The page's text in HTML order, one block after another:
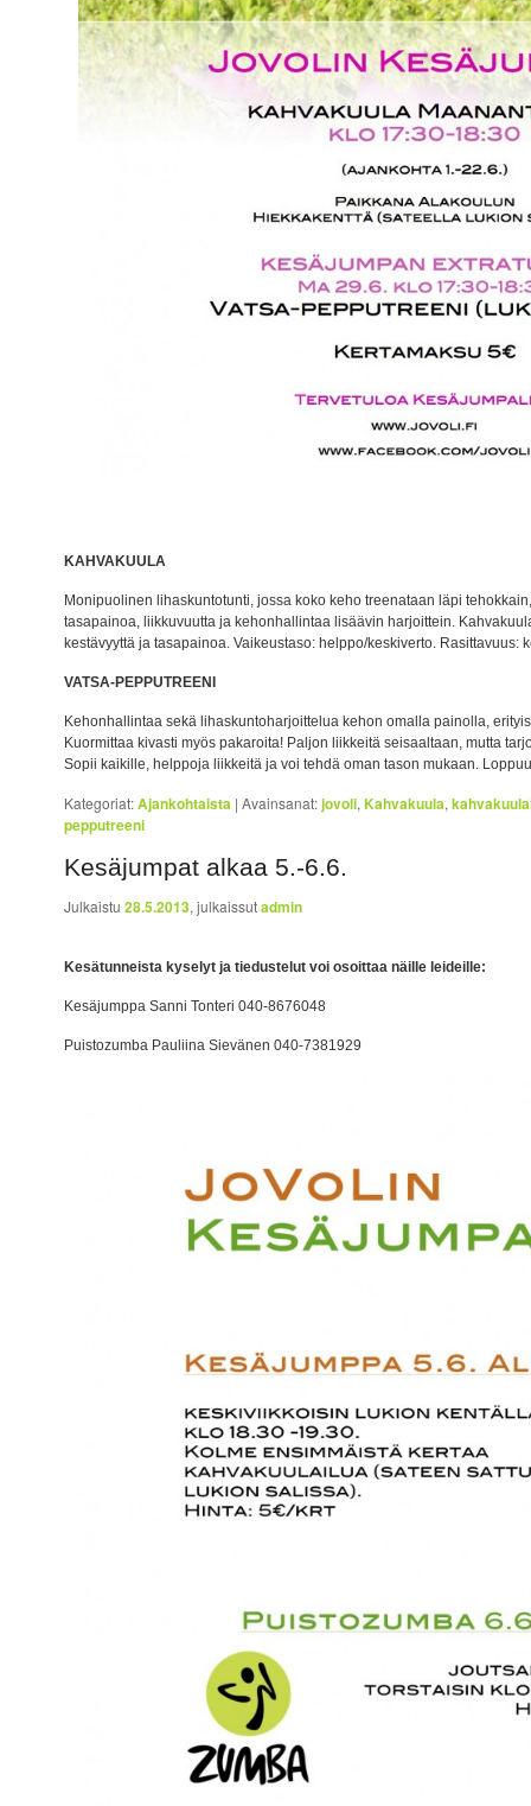
KAHVAKUULA
Monipuolinen lihaskuntotunti, jossa koko keho treenataan läpi
tasapainoa, liikkuvuutta ja kehonhallintaa lisäävin harjoittein.
kestävyyttä ja tasapainoa. Vaikeustaso: helppo/keskiverto. Rasittavuus:
VATSA-PEPPUTREENI
Kehonhallintaa sekä lihaskuntoharjoittelua kehon omalla painolla,
Kuormittaa kivasti myös pakaroita! Paljon liikkeitä seisaaltaan, mutta
Sopii kaikille, helppoja liikkeitä ja voi tehdä oman tason mukaan.
Kategoriat:Ajankohtaista |Avainsanat:jovoli,Kahvakuula,
pepputreeni
Kesäjumpat alkaa 5.-6.6.
Julkaistu28.5.2013, julkaissutadmin
Kesätunneista kyselyt ja tiedustelut voi osoittaa näille leideille:
Kesäjumppa Sanni Tonteri 040-8676048
Puistozumba Pauliina Sievänen 040-7381929